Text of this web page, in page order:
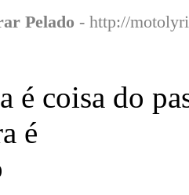
Pelado - http://
é coisa do
é